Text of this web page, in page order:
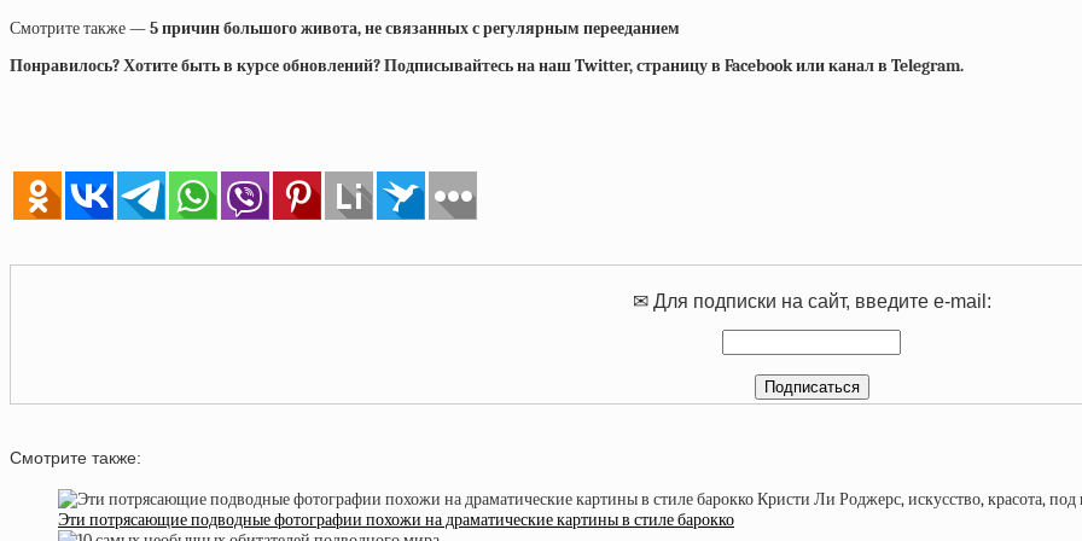
Смотрите также —5 причин большого живота, не связанных с регулярным перееданием
Понравилось? Хотите быть в курсе обновлений? Подписывайтесь на наш Twitter, страницу в Facebook или канал в Telegram.
✉ Для подписки на сайт, введите e-mail:
Смотрите также:
Эти потрясающие подводные фотографии похожи на драматические картины в стиле барокко